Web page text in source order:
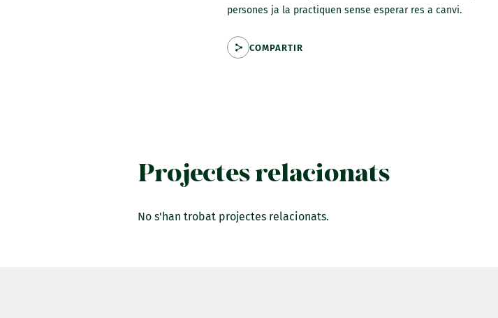
persones ja la practiquen sense esperar res a canvi.
COMPARTIR
Projectes relacionats
No s'han trobat projectes relacionats.